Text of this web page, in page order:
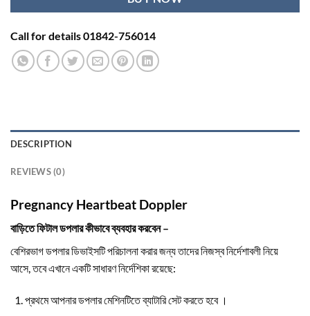
Call for details 01842-756014
DESCRIPTION
REVIEWS (0)
Pregnancy Heartbeat Doppler
বাড়িতে ফিটাল ডপলার কীভাবে ব্যবহার করবেন –
বেশিরভাগ ডপলার ডিভাইসটি পরিচালনা করার জন্য তাদের নিজস্ব নির্দেশাবলী নিয়ে
আসে, তবে এখানে একটি সাধারণ নির্দেশিকা রয়েছে:
প্রথমে আপনার ডপলার মেশিনটিতে ব্যাটারি সেট করতে হবে ।